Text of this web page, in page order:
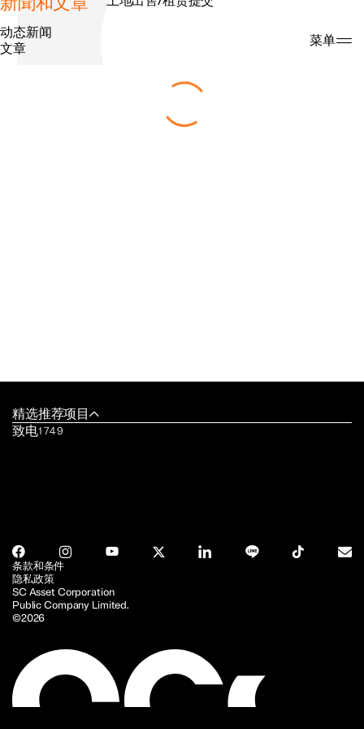
搜索 菜单
动态新闻
文章
精选推荐项目
致电1749
SC Asset Corporation
Public Company Limited.
©2026
条款和条件
隐私政策